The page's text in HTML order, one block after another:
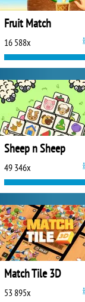
Fruit Match
16 588x
Sheep n Sheep
49 346x
Match Tile 3D
53 895x